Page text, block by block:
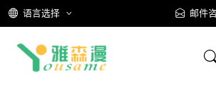
语言选择 邮件